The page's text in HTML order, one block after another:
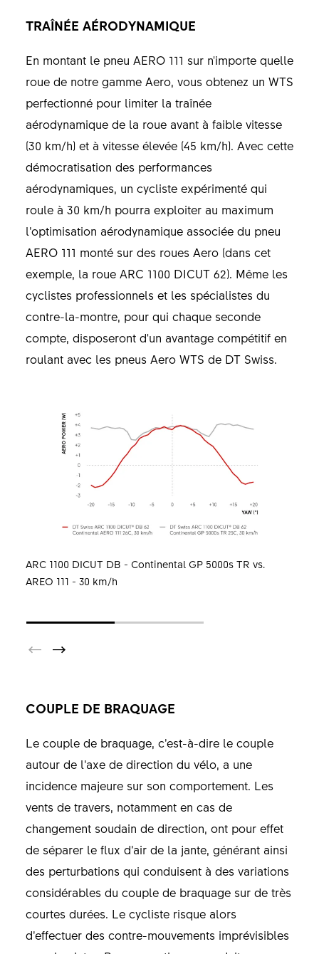
TRAÎNÉE AÉRODYNAMIQUE
En montant le pneu AERO 111 sur n'importe quelle
roue de notre gamme Aero, vous obtenez un WTS
perfectionné pour limiter la traînée
aérodynamique de la roue avant à faible vitesse
(30 km/h) et à vitesse élevée (45 km/h). Avec cette
démocratisation des performances
aérodynamiques, un cycliste expérimenté qui
roule à 30 km/h pourra exploiter au maximum
l’optimisation aérodynamique associée du pneu
AERO 111 monté sur des roues Aero (dans cet
exemple, la roue ARC 1100 DICUT 62). Même les
cyclistes professionnels et les spécialistes du
contre-la-montre, pour qui chaque seconde
compte, disposeront d'un avantage compétitif en
roulant avec les pneus Aero WTS de DT Swiss.
ARC 1100 DICUT DB - Continental GP 5000s TR vs.
AREO 111 - 30 km/h
COUPLE DE BRAQUAGE
Le couple de braquage, c’est-à-dire le couple
autour de l’axe de direction du vélo, a une
incidence majeure sur son comportement. Les
vents de travers, notamment en cas de
changement soudain de direction, ont pour effet
de séparer le flux d’air de la jante, générant ainsi
des perturbations qui conduisent à des variations
considérables du couple de braquage sur de très
courtes durées. Le cycliste risque alors
d’effectuer des contre-mouvements imprévisibles